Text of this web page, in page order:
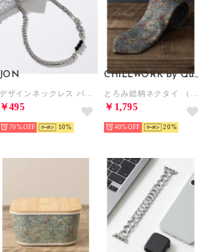
JON
￥495
70% 10
CHILLWORK by Quit Running
￥1,795
40% 20